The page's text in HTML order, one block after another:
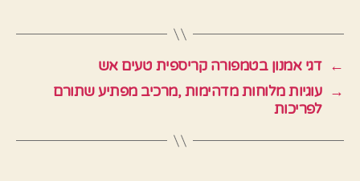
← דגי אמנון בטמפורה קריספית טעים אש
→ עוגיות מלוחות מדהימות ,מרכיב מפתיע שתורם
לפריכות